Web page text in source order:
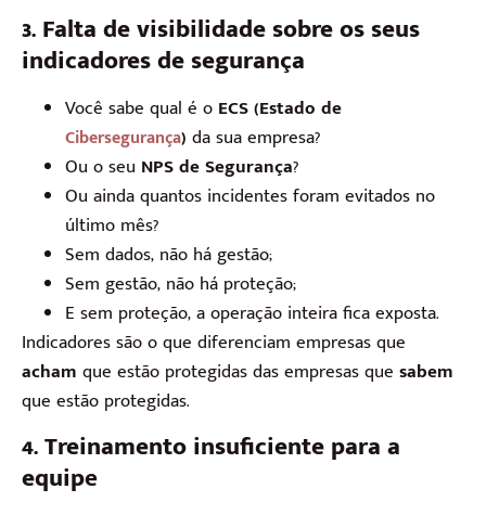
3. Falta de visibilidade sobre os seus
indicadores de segurança
Você sabe qual é o ECS (Estado de
Cibersegurança) da sua empresa?
Ou o seu NPS de Segurança?
Ou ainda quantos incidentes foram evitados no
último mês?
Sem dados, não há gestão;
Sem gestão, não há proteção;
E sem proteção, a operação inteira fica exposta.
Indicadores são o que diferenciam empresas que
acham que estão protegidas das empresas que sabem
que estão protegidas.
4. Treinamento insuficiente para a
equipe